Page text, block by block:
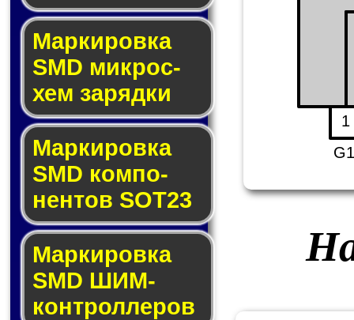
Маркировка
SMD мик­рос­
хем за­ряд­ки
Маркировка
SMD ком­по­
нен­тов SOT23
Маркировка
SMD ШИМ-
кон­трол­ле­ров
1
G1